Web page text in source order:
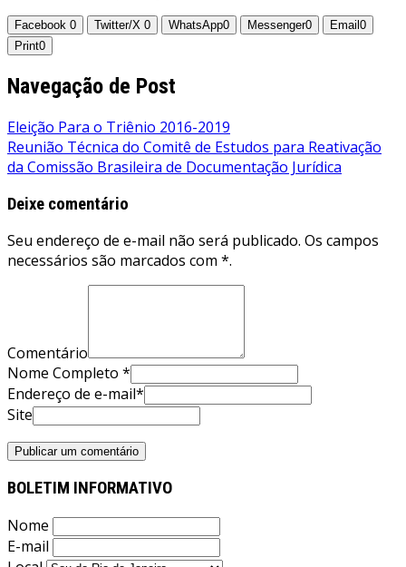
Facebook 0 Twitter/X 0 WhatsApp0 Messenger0 Email 0
Print0
Navegação de Post
Eleição Para o Triênio 2016-2019
Reunião Técnica do Comitê de Estudos para Reativação
da Comissão Brasileira de Documentação Jurídica
Deixe comentário
Seu endereço de e-mail não será publicado. Os campos
necessários são marcados com *.
Comentário
Nome Completo *
Endereço de e-mail*
Site
BOLETIM INFORMATIVO
Nome
E-mail